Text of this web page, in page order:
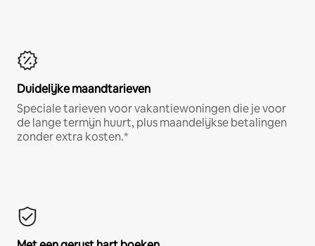
Duidelijke maandtarieven
Speciale tarieven voor vakantiewoningen die je voor
de lange termijn huurt, plus maandelijkse betalingen
zonder extra kosten.*